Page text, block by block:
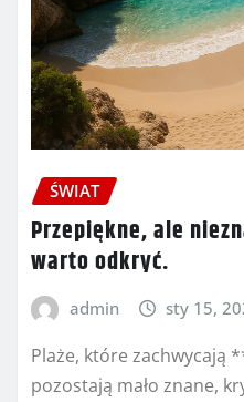
ŚWIAT
Przepiękne, ale
warto odkryć.
admin sty 15,
Plaże, które zachwycają
pozostają mało znane,